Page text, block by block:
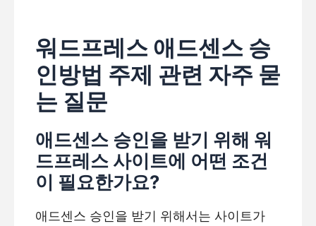
워드프레스 애드센스 승
인방법 주제 관련 자주 묻
는 질문
애드센스 승인을 받기 위해 워
드프레스 사이트에 어떤 조건
이 필요한가요?
애드센스 승인을 받기 위해서는 사이트가